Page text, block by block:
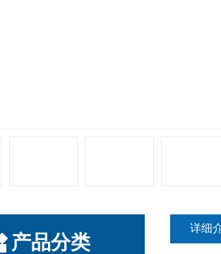
产品分类
详细